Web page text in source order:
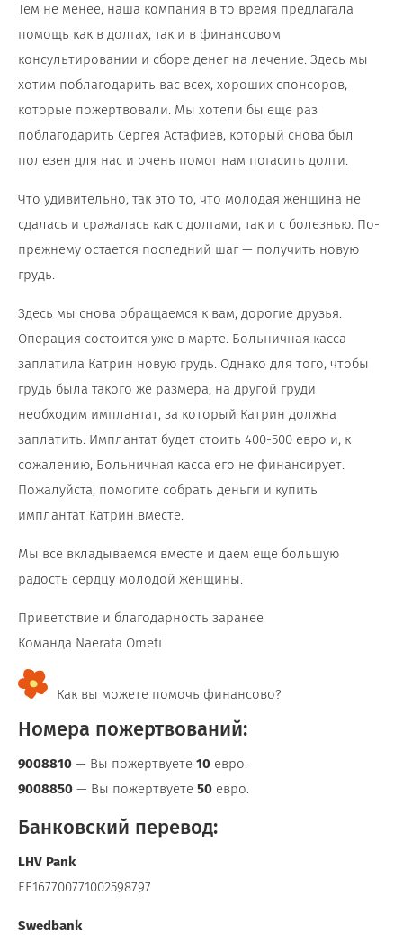
Тем не менее, наша компания в то время предлагала
помощь как в долгах, так и в финансовом
консультировании и сборе денег на лечение. Здесь мы
хотим поблагодарить вас всех, хороших спонсоров,
которые пожертвовали. Мы хотели бы еще раз
поблагодарить Сергея Астафиев, который снова был
полезен для нас и очень помог нам погасить долги.
Что удивительно, так это то, что молодая женщина не
сдалась и сражалась как с долгами, так и с болезнью. По-
прежнему остается последний шаг — получить новую
грудь.
Здесь мы снова обращаемся к вам, дорогие друзья.
Операция состоится уже в марте. Больничная касса
заплатила Катрин новую грудь. Однако для того, чтобы
грудь была такого же размера, на другой груди
необходим имплантат, за который Катрин должна
заплатить. Имплантат будет стоить 400-500 евро и, к
сожалению, Больничная касса его не финансирует.
Пожалуйста, помогите собрать деньги и купить
имплантат Катрин вместе.
Мы все вкладываемся вместе и даем еще большую
радость сердцу молодой женщины.
Приветствие и благодарность заранее
Команда Naerata Ometi
Как вы можете помочь финансово?
Номера пожертвований:
9008810 — Вы пожертвуете 10 евро.
9008850 — Вы пожертвуете 50 евро.
Банковский перевод:
LHV Pank
EE167700771002598797
Swedbank